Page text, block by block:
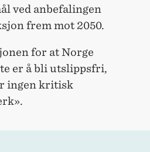
ved anbefalingen
frem mot 2050.
for at Norge
er å bli utslippsfri,
ingen kritisk